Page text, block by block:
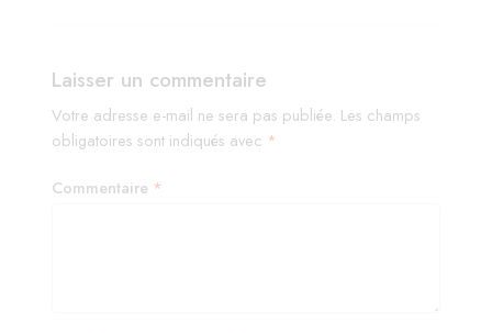
Laisser un commentaire
Votre adresse e-mail ne sera pas publiée. Les champs
obligatoires sont indiqués avec *
Commentaire *